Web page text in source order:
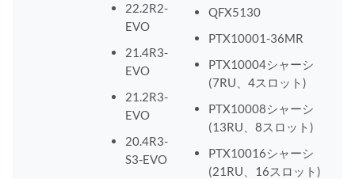
22.2R2-
EVO
21.4R3-
EVO
21.2R3-
EVO
20.4R3-
S3-EVO
QFX5130
PTX10001-36MR
PTX10004シャーシ
(7RU、4スロット)
PTX10008シャーシ
(13RU、8スロット)
PTX10016シャーシ
(21RU、16スロット)